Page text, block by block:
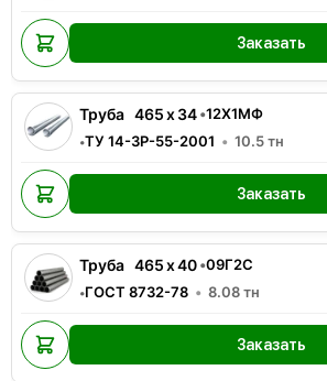
Заказать
Труба 465x34•12Х1МФ
•ТУ 14-3Р-55-2001 10.5тн
Заказать
Труба 465x40•09Г2С
•ГОСТ 8732-78 8.08тн
Заказать